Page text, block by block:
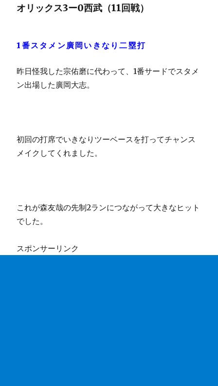
オリックス3ー0西武（11回戦）
1番スタメン廣岡いきなり二塁打
昨日怪我した宗佑磨に代わって、1番サードでスタメ
ン出場した廣岡大志。
初回の打席でいきなりツーベースを打ってチャンス
メイクしてくれました。
これが森友哉の先制2ランにつながって大きなヒット
でした。
スポンサーリンク